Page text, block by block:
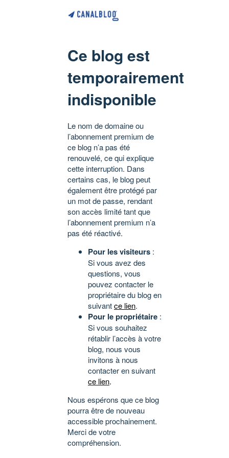
Ce blog est
temporairement
indisponible
Le nom de domaine ou
l’abonnement premium de
ce blog n’a pas été
renouvelé, ce qui explique
cette interruption. Dans
certains cas, le blog peut
également être protégé par
un mot de passe, rendant
son accès limité tant que
l’abonnement premium n’a
pas été réactivé.
Pour les visiteurs :
Si vous avez des
questions, vous
pouvez contacter le
propriétaire du blog en
suivantce lien.
Pour le propriétaire :
Si vous souhaitez
rétablir l’accès à votre
blog, nous vous
invitons à nous
contacter en suivant
ce lien.
Nous espérons que ce blog
pourra être de nouveau
accessible prochainement.
Merci de votre
compréhension.